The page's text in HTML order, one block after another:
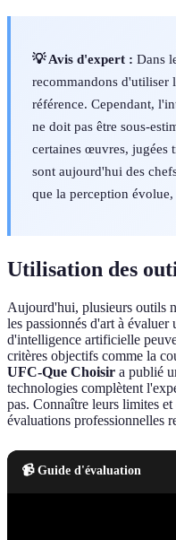
💡 Avis d'expert : Dans
recommandons d'utiliser
référence. Cependant,
ne doit pas être sous-
certaines œuvres, jugées
sont aujourd'hui des
que la perception
Utilisation des
Aujourd'hui, plusieurs outils
les passionnés d'art à
d'intelligence artificielle
critères objectifs comme la
UFC-Que Choisir a publié
technologies complètent
pas. Connaître leurs limites
évaluations professionnelles
📹 Guide d'évaluation